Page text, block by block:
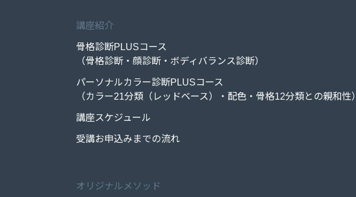
講座紹介
骨格診断PLUSコース
（骨格診断・顔診断・ボディバランス診断）
パーソナルカラー診断PLUSコース
（カラー21分類（レッドベース）・配色・骨格12分類との親和性）
講座スケジュール
受講お申込みまでの流れ
オリジナルメソッド